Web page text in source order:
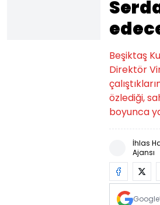
Beşiktaş
Direktör
özlediği,
boyunca
İhlas
Ajansı